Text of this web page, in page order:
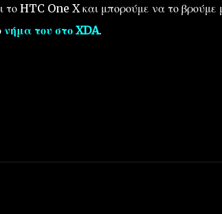
το HTC One X και μπορούμε να το βρούμε
νήμα του στο XDA.